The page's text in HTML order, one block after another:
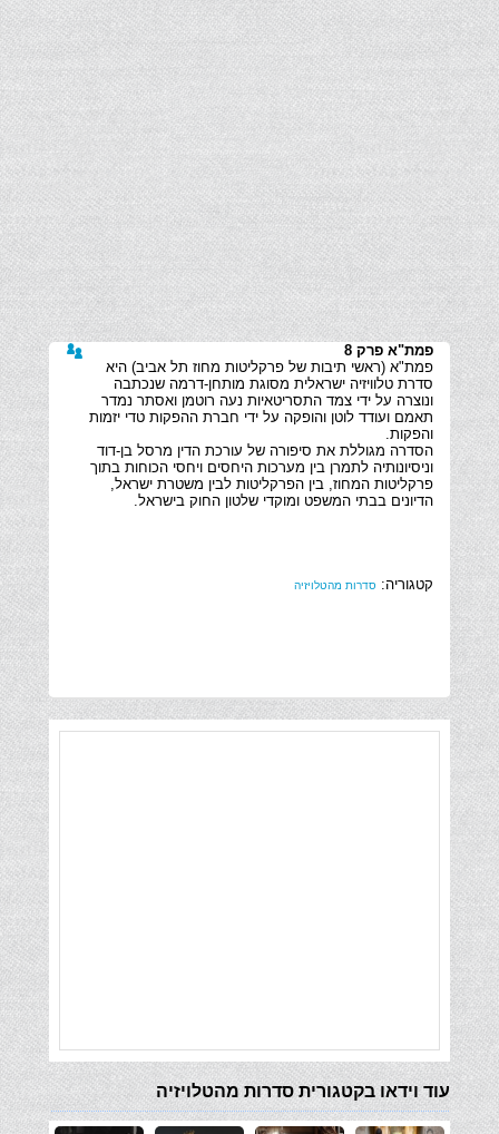
פמת"א פרק 8
פמת"א (ראשי תיבות של פרקליטות מחוז תל אביב) היא
סדרת טלוויזיה ישראלית מסוגת מותחן-דרמה שנכתבה
ונוצרה על ידי צמד התסריטאיות נעה רוטמן ואסתר נמדר
תאמם ועודד לוטן והופקה על ידי חברת ההפקות טדי יזמות
הסדרה מגוללת את סיפורה של עורכת הדין מרסל בן-דוד
וניסיונותיה לתמרן בין מערכות היחסים ויחסי הכוחות בתוך
פרקליטות המחוז, בין הפרקליטות לבין משטרת ישראל,
הדיונים בבתי המשפט ומוקדי שלטון החוק בישראל.
קטגוריה: סדרות מהטלויזיה
עוד וידאו בקטגורית סדרות מהטלויזיה